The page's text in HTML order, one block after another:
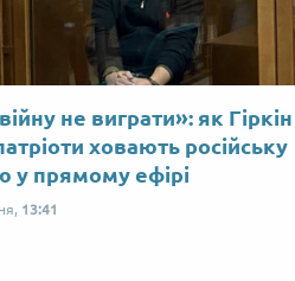
не виграти»: як Гіркін
ховають російську
у прямому ефірі
13:41